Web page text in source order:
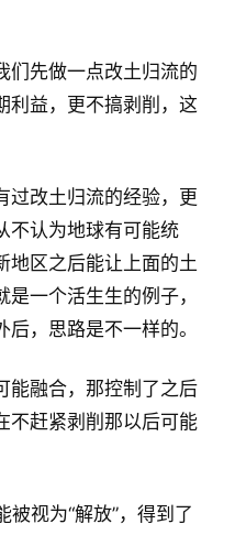
们先做一点改土归流的
利益，更不搞剥削，这
过改土归流的经验，更
不认为地球有可能统
地区之后能让上面的土
一个活生生的例子，
，思路是不一样的。
能融合，那控制了之后
不赶紧剥削那以后可能
视为“解放”，得到了